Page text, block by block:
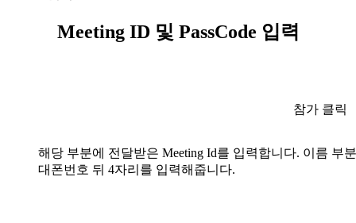
Meeting ID 및 PassCode 입력
참가 클릭
해당 부분에 전달받은 Meeting Id를 입력합니다. 이름 부
대폰번호 뒤 4자리를 입력해줍니다.